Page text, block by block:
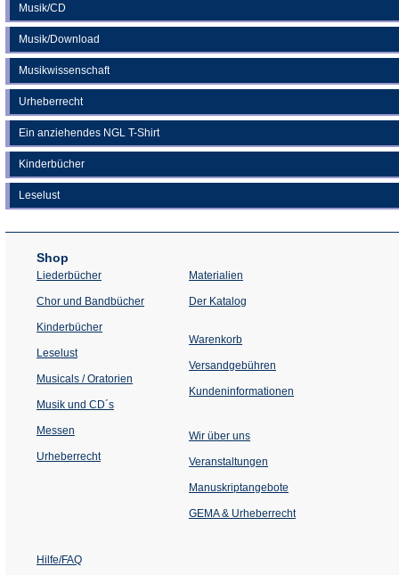
Musik/CD
Musik/Download
Musikwissenschaft
Urheberrecht
Ein anziehendes NGL T-Shirt
Kinderbücher
Leselust
Shop
Liederbücher
Chor und Bandbücher
Kinderbücher
Leselust
Musicals / Oratorien
Musik und CD´s
Messen
Urheberrecht
Materialien
Der Katalog
Warenkorb
Versandgebühren
Kundeninformationen
Wir über uns
Veranstaltungen
einem
Tab)
Manuskriptangebote
GEMA & Urheberrecht
Hilfe/FAQ